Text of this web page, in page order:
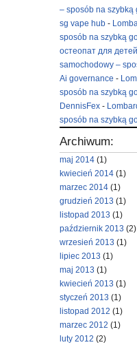
– sposób na szybką
sg vape hub -
sposób na szybką
остеопат для детей
samochodowy –
Ai governance -
sposób na szybką
DennisFex -
sposób na szybką
Archiwum:
maj 2014 (1)
kwiecień 2014 (1)
marzec 2014 (1)
grudzień 2013 (1)
listopad 2013 (1)
październik 2013 (2)
wrzesień 2013 (1)
lipiec 2013 (1)
maj 2013 (1)
kwiecień 2013 (1)
styczeń 2013 (1)
listopad 2012 (1)
marzec 2012 (1)
luty 2012 (2)